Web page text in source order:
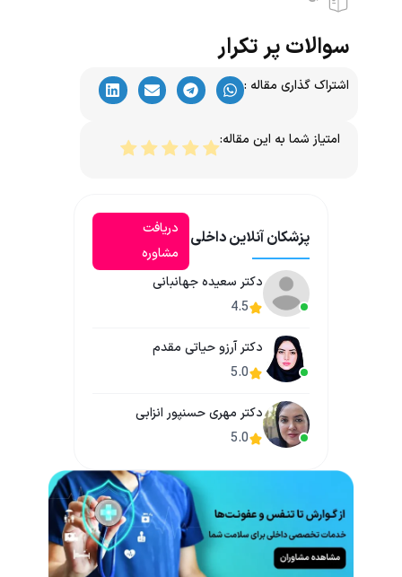
سوالات پر تکرار
اشتراک گذاری مقاله :
امتیاز شما به این مقاله:
پزشکان آنلاین داخلی
دریافت
مشاوره
دکتر سعیده جهانبانی
4.5
دکتر آرزو حیاتی مقدم
5.0
دکتر مهری حسنپور انزابی
5.0